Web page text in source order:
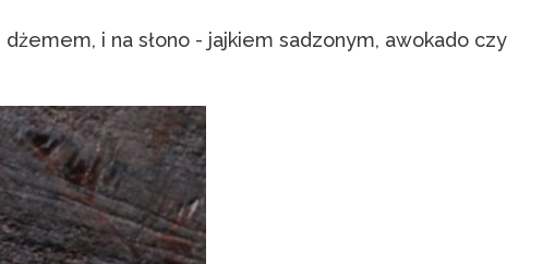
i na słono - jajkiem sadzonym, awokado czy